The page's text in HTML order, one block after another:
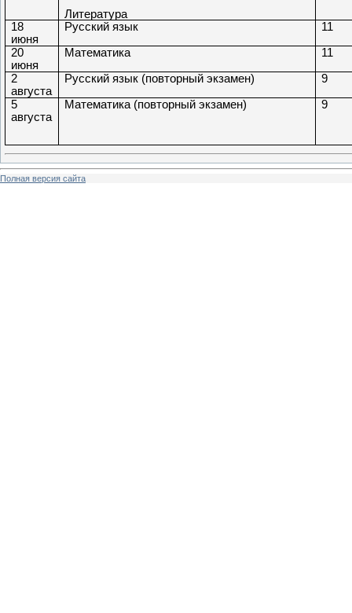
Литература
18
июня
Русский язык 11
20
июня
Математика 11
2
августа
Русский язык (повторный экзамен) 9
5
августа
Математика (повторный экзамен) 9
Полная версия сайта